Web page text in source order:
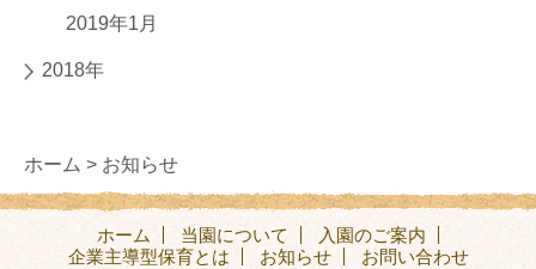
2019年1月
2018年
ホーム > お知らせ
ホーム 当園について
入園のご案内
企業主導型保育とは
お知らせ お問い合わせ